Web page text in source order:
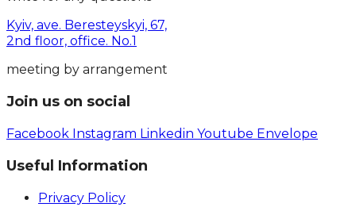
Kyiv, ave. Beresteyskyi, 67,
2nd floor, office. No.1
meeting by arrangement
Join us on social
Facebook Instagram Linkedin Youtube Envelope
Useful Information
Privacy Policy